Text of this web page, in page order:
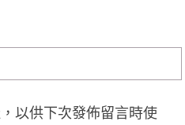
以供下次發佈留言時使